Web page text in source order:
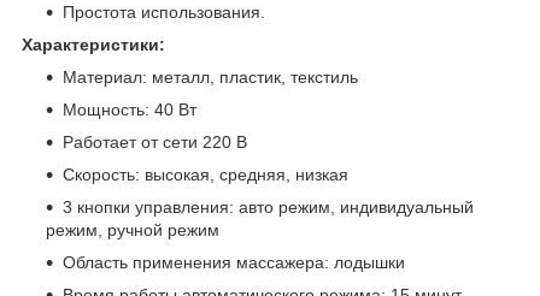
Простота использования.
Характеристики:
Материал: металл, пластик, текстиль
Мощность: 40 Вт
Работает от сети 220 В
Скорость: высокая, средняя, низкая
3 кнопки управления: авто режим, индивидуальный
режим, ручной режим
Область применения массажера: лодышки